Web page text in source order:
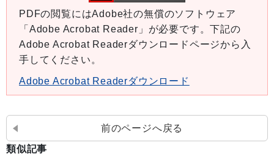
PDFの閲覧にはAdobe社の無償のソフトウェア
「Adobe Acrobat Reader」が必要です。下記の
Adobe Acrobat Readerダウンロードページから入
手してください。
Adobe Acrobat Readerダウンロード
前のページへ戻る
類似記事